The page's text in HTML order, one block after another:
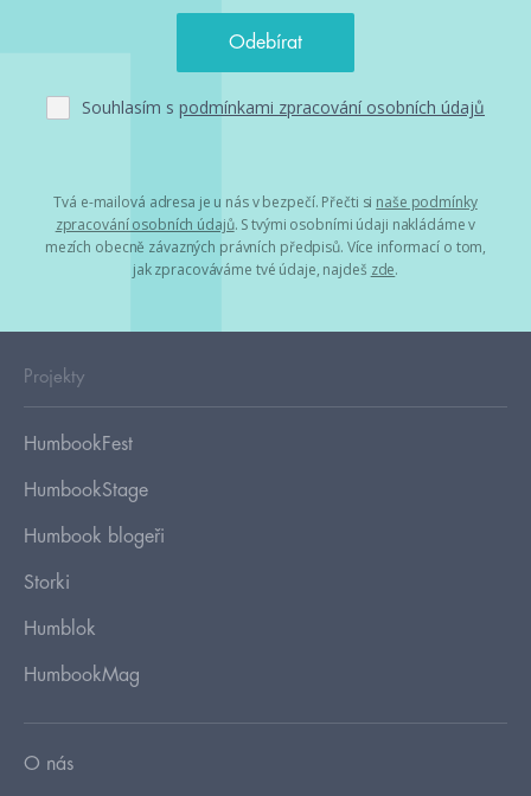
Souhlasím s podmínkami zpracování osobních údajů
Tvá e-mailová adresa je u nás v bezpečí. Přečti si naše podmínky
zpracování osobních údajů. S tvými osobními údaji nakládáme v
mezích obecně závazných právních předpisů. Více informací o tom,
jak zpracováváme tvé údaje, najdeš zde.
Projekty
HumbookFest
HumbookStage
Humbook blogeři
Storki
Humblok
HumbookMag
O nás